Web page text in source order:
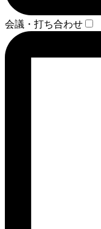
会議・打ち合わせ